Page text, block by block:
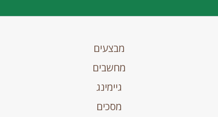
מבצעים
מחשבים
גיימינג
מסכים